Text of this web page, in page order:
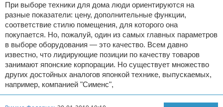
При выборе техники для дома люди ориентируются на
разные показатели: цену, дополнительные функции,
соответствие стилю помещения, для которого она
покупается. Но, пожалуй, один из самых главных параметров
в выборе оборудования — это качество. Всем давно
известно, что лидирующие позиции по качеству товаров
занимают японские корпорации. Но существует множество
других достойных аналогов японкой технике, выпускаемых,
например, компанией "Сименс",